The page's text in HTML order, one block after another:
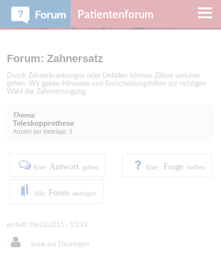
Patientenforum
Forum: Zahnersatz
Durch Zahnerkrankungen oder Unfällen können Zähne verloren
gehen. Wir geben Hinweise und Entscheidungshilfen zur richtigen
Wahl der Zahnversorgung.
Thema:
Teleskopprothese
Anzahl der Beiträge: 3
Eine Antwort geben Eine Frage stellen
Alle Foren anzeigen
erstellt: 06.02.2011 - 13:33
Susie aus Thrüringen